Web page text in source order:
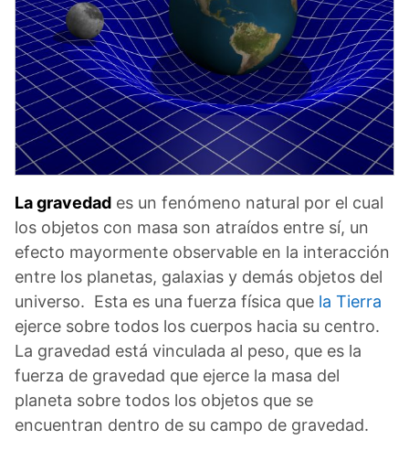
La gravedad es un fenómeno natural por el cual
los objetos con masa son atraídos entre sí, un
efecto mayormente observable en la interacción
entre los planetas, galaxias y demás objetos del
universo. Esta es una fuerza física que la Tierra
ejerce sobre todos los cuerpos hacia su centro.
La gravedad está vinculada al peso, que es la
fuerza de gravedad que ejerce la masa del
planeta sobre todos los objetos que se
encuentran dentro de su campo de gravedad.